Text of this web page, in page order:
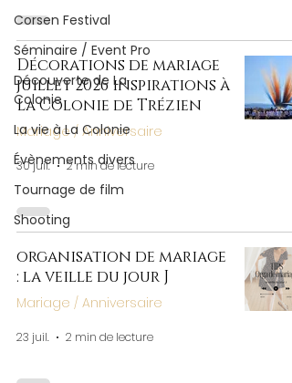
Corsen Festival
Séminaire / Event Pro
Découverte de La
Colonie
La vie à La Colonie
Évènements divers
Tournage de film
Shooting
Décorations de mariage
juillet 2026 inspirations à
La Colonie de Trézien
Mariage / Anniversaire
30 juil. 2 min de lecture
organisation de mariage
: la veille du jour J
Mariage / Anniversaire
23 juil. 2 min de lecture